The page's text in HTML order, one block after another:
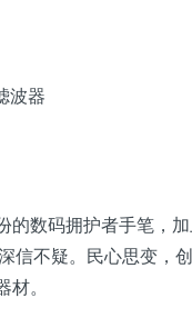
波器
的数码拥护者手笔，
信不疑。民心思变，
。